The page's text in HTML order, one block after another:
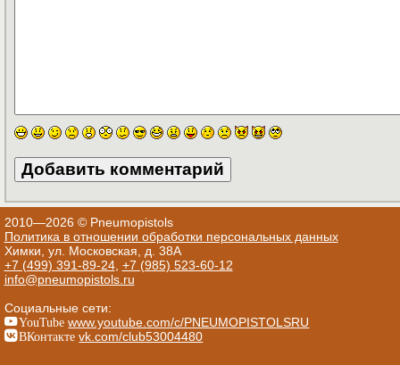
2010—2026 © Pneumopistols
Политика в отношении обработки персональных данных
Химки, ул. Московская, д. 38А
+7 (499) 391-89-24, +7 (985) 523-60-12
info@pneumopistols.ru
Социальные сети:
YouTube www.youtube.com/c/PNEUMOPISTOLSRU
ВКонтакте vk.com/club53004480